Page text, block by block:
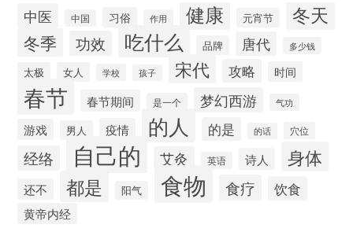
中医 中国 习俗 作用 健康 元宵节 冬天
冬季 功效 吃什么 品牌 唐代 多少钱
太极 女人 学校 孩子 宋代 攻略 时间
春节 春节期间 是一个 梦幻西游 气功
游戏 男人 疫情 的人 的是 的话 穴位
经络 自己的 艾灸 英语 诗人 身体
还不 都是 阳气 食物 食疗 饮食
黄帝内经